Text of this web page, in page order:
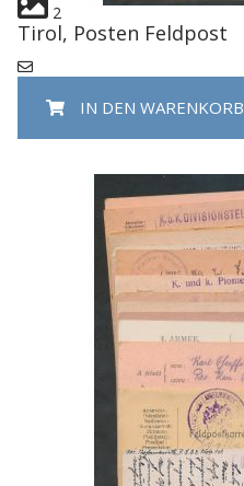
2
Tirol, Posten Feldpost
IN DEN WARENKORB